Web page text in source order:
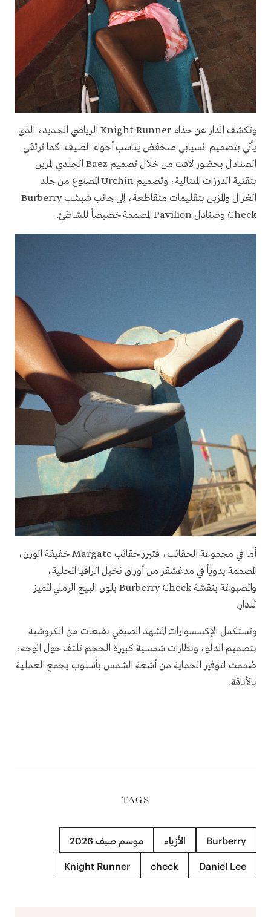
وتكشف الدار عن حذاء Knight Runner الرياضي الجديد، الذي
يأتي بتصميم انسيابي منخفض يناسب أجواء الصيف. كما ترتقي
الصنادل بحضور لافت من خلال تصميم Baez الجلدي المزين
بتقنية الدرزات المتتالية، وتصميم Urchin المصنوع من جلد
الغزال والمزين بتقليمات متقاطعة، إلى جانب شبشب Burberry
Check وصنادل Pavilion المصممة خصيصاً للشاطئ.
أما في مجموعة الحقائب، فتبرز حقائب Margate خفيفة الوزن،
المصممة يدوياً في مدغشقر من أوراق نخيل الرافيا المحلية،
والمصبوغة بنقشة Burberry Check بلون البيج الرملي المميز
للدار.
وتستكمل الإكسسوارات المشهد الصيفي بقبعات من الكروشيه
بتصميم الدلو، ونظارات شمسية كبيرة الحجم تلتف حول الوجه،
صُممت لتوفير الحماية من أشعة الشمس بأسلوب يجمع العملية
بالأناقة.
TAGS
Burberry الأزياء موسم صيف 2026
Daniel Lee
check
Knight Runner